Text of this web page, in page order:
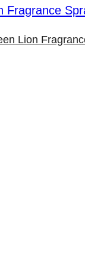
Lion